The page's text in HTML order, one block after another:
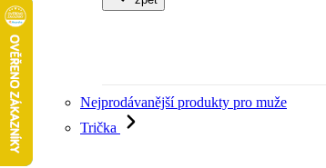
Nejprodávanější produkty pro muže
Trička